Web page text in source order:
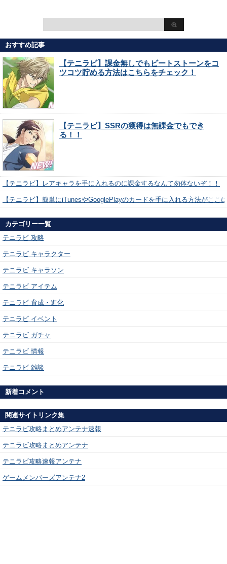
おすすめ記事
【テニラビ】課金無しでもビートストーンをコ
ツコツ貯める方法はこちらをチェック！
【テニラビ】SSRの獲得は無課金でもでき
る！！
【テニラビ】レアキャラを手に入れるのに課金するなんて勿体ないぞ！！
【テニラビ】簡単にiTunesやGooglePlayのカードを手に入れる方法がここ
カテゴリー一覧
テニラビ 攻略
テニラビ キャラクター
テニラビ キャラソン
テニラビ アイテム
テニラビ 育成・進化
テニラビ イベント
テニラビ ガチャ
テニラビ 情報
テニラビ 雑談
新着コメント
関連サイトリンク集
テニラビ攻略まとめアンテナ速報
テニラビ攻略まとめアンテナ
テニラビ攻略速報アンテナ
ゲームメンバーズアンテナ2